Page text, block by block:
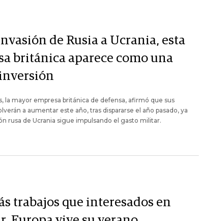
de Rusia a Ucrania, esta
británica aparece como una
la mayor empresa británica de defensa, afirmó que sus
a aumentar este año, tras dispararse el año pasado, ya
rusa de Ucrania sigue impulsando el gasto militar.
trabajos que interesados en